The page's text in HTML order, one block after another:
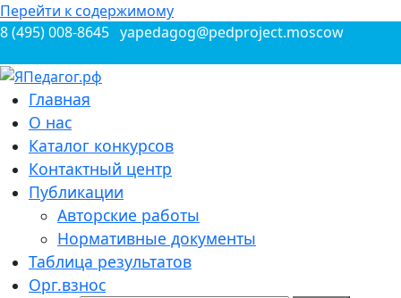
Перейти к содержимому
8 (495) 008-8645 yapedagog@pedproject.moscow
ЯПедагог.рф
Всероссийские конкурсы для педагогов
Главная
О нас
Каталог конкурсов
Контактный центр
Публикации
Авторские работы
Нормативные документы
Таблица результатов
Орг.взнос